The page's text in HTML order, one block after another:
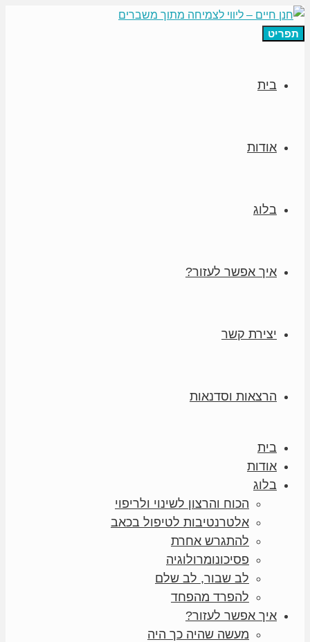
תפריט
בית
אודות
בלוג
איך אפשר לעזור?
יצירת קשר
הרצאות וסדנאות
בית
אודות
בלוג
הכוח והרצון לשינוי ולריפוי
אלטרנטיבות לטיפול בכאב
להתגרש אחרת
פסיכונומרולוגיה
לב שבור, לב שלם
להפרד מהפחד
איך אפשר לעזור?
מעשה שהיה כך היה